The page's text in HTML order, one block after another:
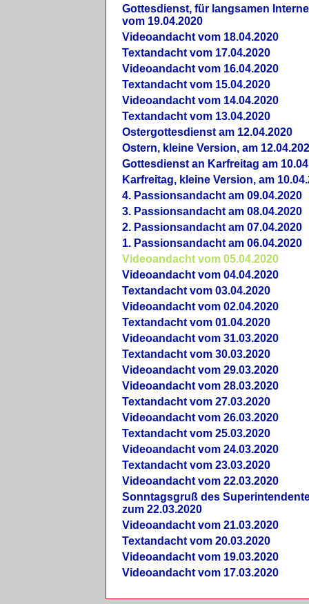
Gottesdienst, für langsamen
vom 19.04.2020
Videoandacht vom 18.04.2020
Textandacht vom 17.04.2020
Videoandacht vom 16.04.2020
Textandacht vom 15.04.2020
Videoandacht vom 14.04.2020
Textandacht vom 13.04.2020
Ostergottesdienst am 12.04.2020
Ostern, kleine Version, am
Gottesdienst an Karfreitag am
Karfreitag, kleine Version, am
4. Passionsandacht am 09.04.2020
3. Passionsandacht am 08.04.2020
2. Passionsandacht am 07.04.2020
1. Passionsandacht am 06.04.2020
Videoandacht vom 05.04.2020
Videoandacht vom 04.04.2020
Textandacht vom 03.04.2020
Videoandacht vom 02.04.2020
Textandacht vom 01.04.2020
Videoandacht vom 31.03.2020
Textandacht vom 30.03.2020
Videoandacht vom 29.03.2020
Videoandacht vom 28.03.2020
Textandacht vom 27.03.2020
Videoandacht vom 26.03.2020
Textandacht vom 25.03.2020
Videoandacht vom 24.03.2020
Textandacht vom 23.03.2020
Videoandacht vom 22.03.2020
Sonntagsgruß des
zum 22.03.2020
Videoandacht vom 21.03.2020
Textandacht vom 20.03.2020
Videoandacht vom 19.03.2020
Videoandacht vom 17.03.2020